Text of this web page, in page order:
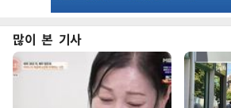
많이 본 기사